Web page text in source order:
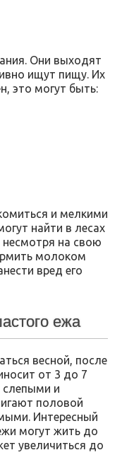
Они выходят
ищут пищу. Их
это могут быть:
и мелкими
найти в лесах
несмотря на свою
молоком
вред его
ежа
весной, после
от 3 до 7
и
половой
Интересный
могут жить до
увеличиться до